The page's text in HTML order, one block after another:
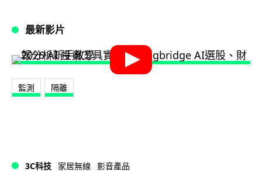
最新影片
監測 隔離
3C科技 家居無線 影音產品